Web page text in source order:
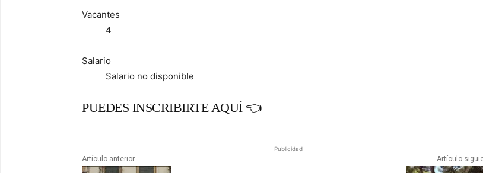
Vacantes
4
Salario
Salario no disponible
PUEDES INSCRIBIRTE AQUÍ 👈
Publicidad
Artículo anterior Artículo